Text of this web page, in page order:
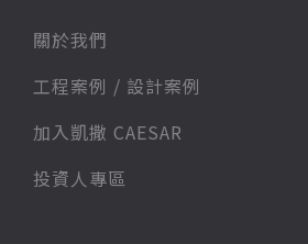
關於我們
⼯程案例 / 設計案例
加入凱撒 CAESAR
投資人專區